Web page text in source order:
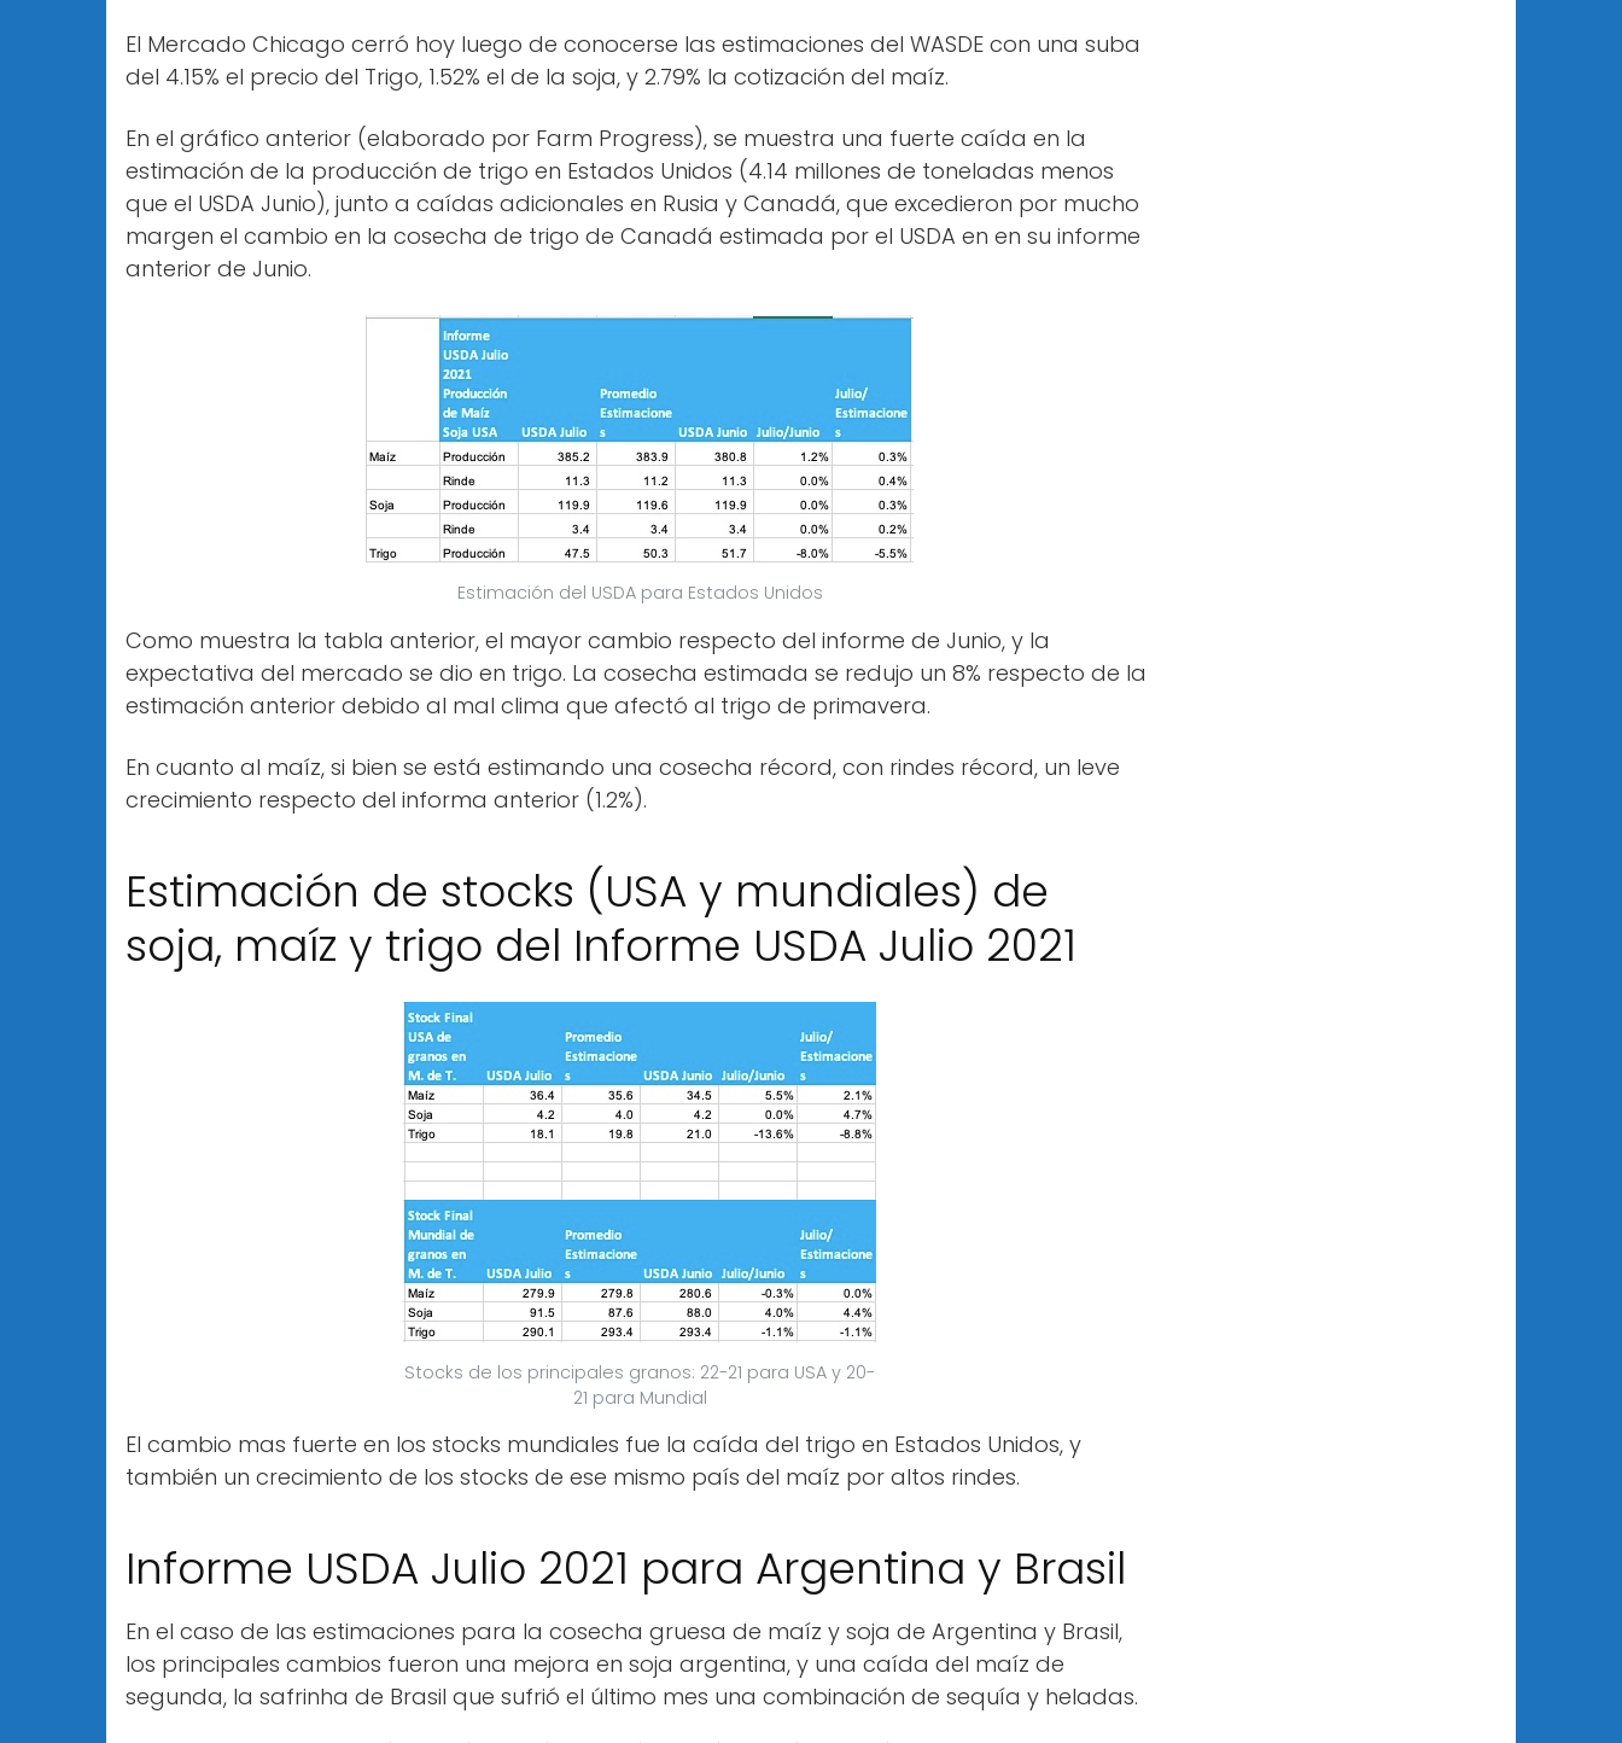
El Mercado Chicago cerró hoy luego de conocerse las estimaciones del WASDE con una suba
del 4.15% el precio del Trigo, 1.52% el de la soja, y 2.79% la cotización del maíz.
En el gráfico anterior (elaborado por Farm Progress), se muestra una fuerte caída en la
estimación de la producción de trigo en Estados Unidos (4.14 millones de toneladas menos
que el USDA Junio), junto a caídas adicionales en Rusia y Canadá, que excedieron por mucho
margen el cambio en la cosecha de trigo de Canadá estimada por el USDA en en su informe
anterior de Junio.
Estimación del USDA para Estados Unidos
Como muestra la tabla anterior, el mayor cambio respecto del informe de Junio, y la
expectativa del mercado se dio en trigo. La cosecha estimada se redujo un 8% respecto de la
estimación anterior debido al mal clima que afectó al trigo de primavera.
En cuanto al maíz, si bien se está estimando una cosecha récord, con rindes récord, un leve
crecimiento respecto del informa anterior (1.2%).
Estimación de stocks (USA y mundiales) de
soja, maíz y trigo del Informe USDA Julio 2021
Stocks de los principales granos: 22-21 para USA y 20-
21 para Mundial
El cambio mas fuerte en los stocks mundiales fue la caída del trigo en Estados Unidos, y
también un crecimiento de los stocks de ese mismo país del maíz por altos rindes.
Informe USDA Julio 2021 para Argentina y Brasil
En el caso de las estimaciones para la cosecha gruesa de maíz y soja de Argentina y Brasil,
los principales cambios fueron una mejora en soja argentina, y una caída del maíz de
segunda, la safrinha de Brasil que sufrió el último mes una combinación de sequía y heladas.